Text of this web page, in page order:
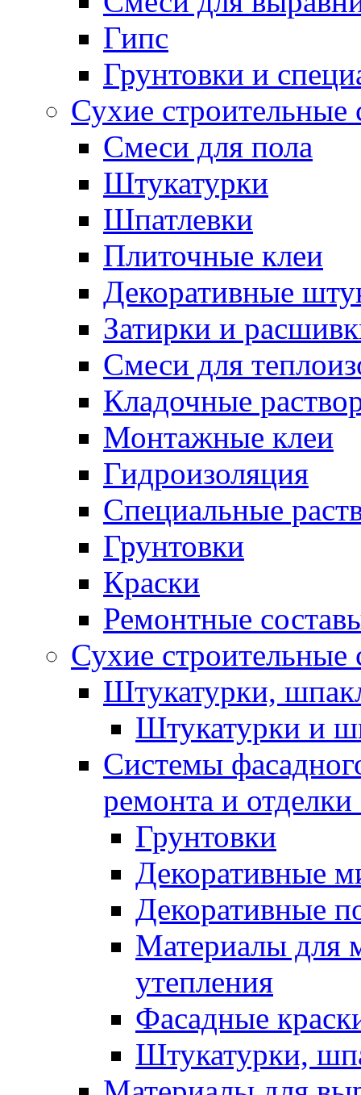
Гипс
Грунтовки и
Сухие
Смеси для пола
Штукатурки
Шпатлевки
Плиточные клеи
Декоративные
Затирки и
Смеси для
Кладочные
Монтажные клеи
Гидроизоляция
Специальные
Грунтовки
Краски
Ремонтные
Сухие
Штукатурки,
Штукатурки и
Системы
ремонта и отделки
Грунтовки
Декоративные
Декоративные
Материалы для
утепления
Фасадные
Штукатурки,